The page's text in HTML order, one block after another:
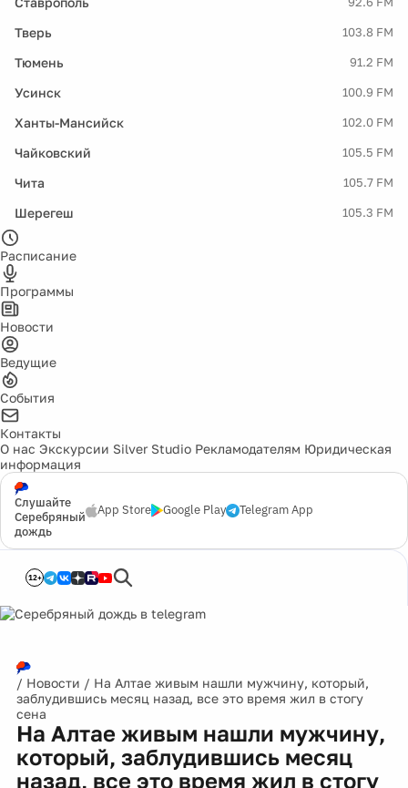
Тверь 103.8 FM
Тюмень 91.2 FM
Усинск 100.9 FM
Ханты-Мансийск 102.0 FM
Чайковский 105.5 FM
Чита 105.7 FM
Шерегеш 105.3 FM
Расписание
Программы
Новости
Ведущие
События
Контакты
О нас Экскурсии Silver Studio Рекламодателям Юридическая
информация
Слушайте
Серебряный
дождь
App Store Google Play Telegram App
12+
/ Новости / На Алтае живым нашли мужчину, который,
заблудившись месяц назад, все это время жил в стогу
сена
На Алтае живым нашли мужчину,
который, заблудившись месяц
назад, все это время жил в стогу